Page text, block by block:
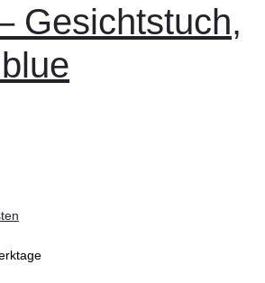
Gesichtstuch,